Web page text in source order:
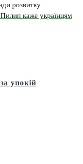
упокій
розвитку
Пилип каже українцям